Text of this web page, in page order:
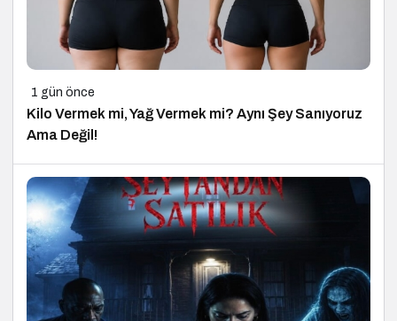
1 gün önce
Kilo Vermek mi, Yağ Vermek mi? Aynı Şey Sanıyoruz
Ama Değil!